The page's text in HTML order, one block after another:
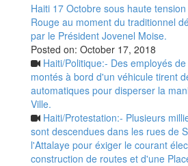
Haiti 17 Octobre sous haute
Rouge au moment du traditionnel
par le Président Jovenel Moise.
Posted on: October 17, 2018
Haiti/Politique:- Des employés
montés à bord d'un véhicule tirent
automatiques pour disperser la
Ville.
Haiti/Protestation:- Plusieurs
sont descendues dans les rues de
l'Attalaye pour éxiger le courant
construction de routes et d'une